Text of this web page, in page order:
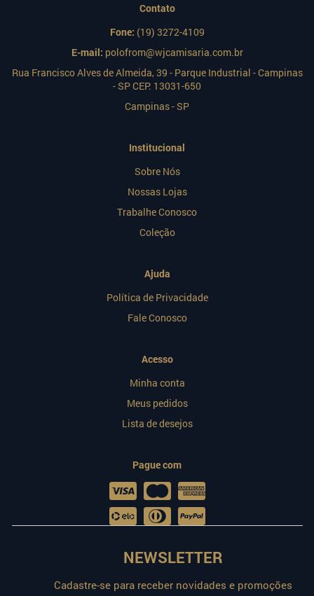
Contato
Fone: (19) 3272-4109
E-mail: polofrom@wjcamisaria.com.br
Rua Francisco Alves de Almeida, 39 - Parque Industrial - Campinas
- SP CEP: 13031-650
Campinas - SP
Institucional
Sobre Nós
Nossas Lojas
Trabalhe Conosco
Coleção
Ajuda
Política de Privacidade
Fale Conosco
Acesso
Minha conta
Meus pedidos
Lista de desejos
Pague com
NEWSLETTER
Cadastre-se para receber novidades e promoções